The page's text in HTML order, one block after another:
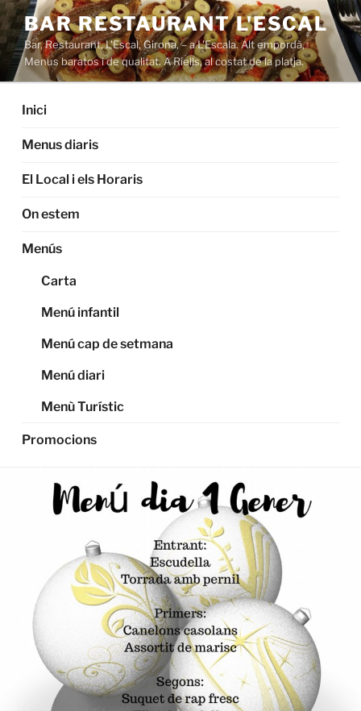
Saltar
al
contenido
BAR RESTAURANT L'ESCAL
Bar, Restaurant, L'Escal, Girona, – a L'Escala. Alt empordà,
Menus baratos i de qualitat. A Riells, al costat de la platja.
Inici
Menus diaris
El Local i els Horaris
On estem
Menús
Carta
Menú infantil
Menú cap de setmana
Menú diari
Menù Turístic
Promocions